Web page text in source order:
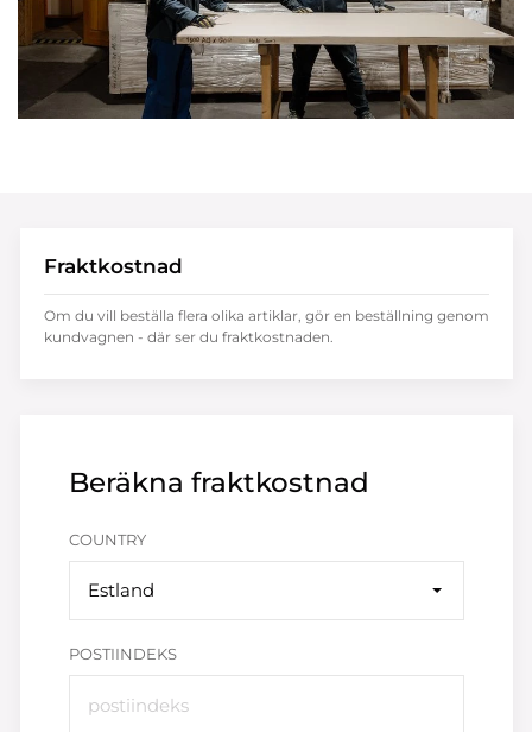
Beräkna fraktkostnad
COUNTRY
Estland
POSTIINDEKS
Fraktkostnad
Om du vill beställa flera olika artiklar, gör en beställning genom
kundvagnen - där ser du fraktkostnaden.